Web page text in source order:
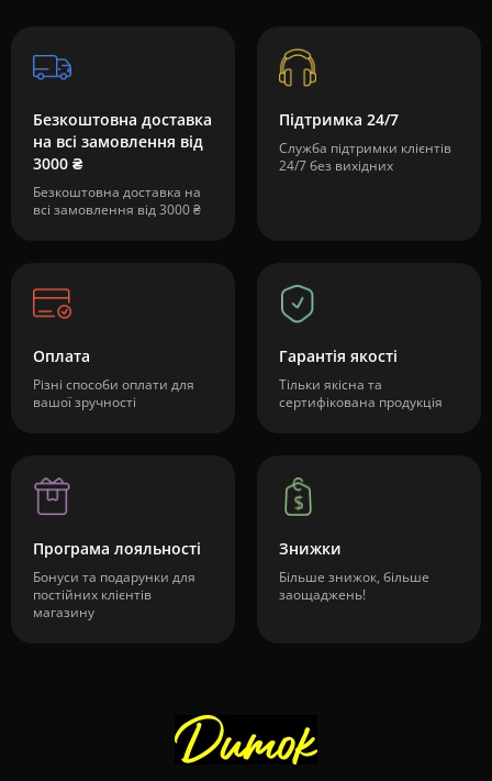
Безкоштовна доставка
на всі замовлення від
3000 ₴
Безкоштовна доставка на
всі замовлення від 3000 ₴
Підтримка 24/7
Служба підтримки клієнтів
24/7 без вихідних
Оплата
Різні способи оплати для
вашої зручності
Гарантія якості
Тільки якісна та
сертифікована продукція
Програма лояльності
Бонуси та подарунки для
постійних клієнтів
магазину
Знижки
Більше знижок, більше
заощаджень!